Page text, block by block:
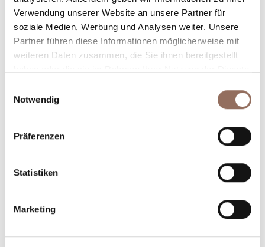
Verwendung unserer Website an unsere Partner für
soziale Medien, Werbung und Analysen weiter. Unsere
Partner führen diese Informationen möglicherweise mit
weiteren Daten zusammen, die Sie ihnen bereitgestellt
Notwendig
Präferenzen
Statistiken
Marketing
Winkel des Langhe Monferrato Roero unternehmen
willst, mit einem Blick aufs Wetter in Echtzeit.